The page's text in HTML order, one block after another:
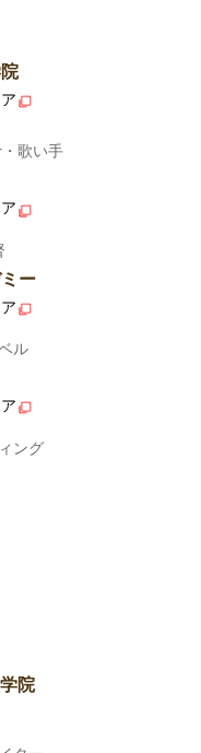
歌い手
ー
ル
ング
院